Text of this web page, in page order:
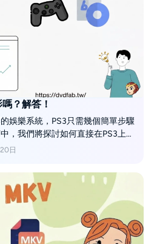
？解答！
娛樂系統，PS3只需幾個簡單步驟
，我們將探討如何直接在PS3上播
內容以便播放，以及轉移提取的
日